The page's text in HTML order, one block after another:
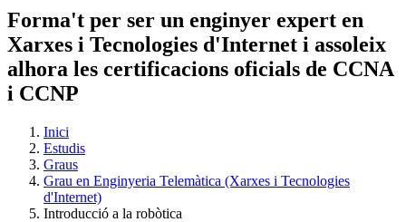
Forma't per ser un enginyer expert en
Xarxes i Tecnologies d'Internet i assoleix
alhora les certificacions oficials de CCNA
i CCNP
Inici
Estudis
Graus
Grau en Enginyeria Telemàtica (Xarxes i Tecnologies
d'Internet)
Introducció a la robòtica